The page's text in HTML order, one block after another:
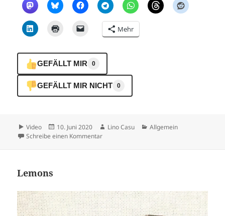
Mehr
GEFÄLLT MIR 0
GEFÄLLT MIR NICHT 0
Format
Video
Veröffentlicht
am
10. Juni 2020 Autor
Lino Casu Kategorien
Allgemein
Schreibe einen Kommentarzu Ist das wichtig?
Lemons